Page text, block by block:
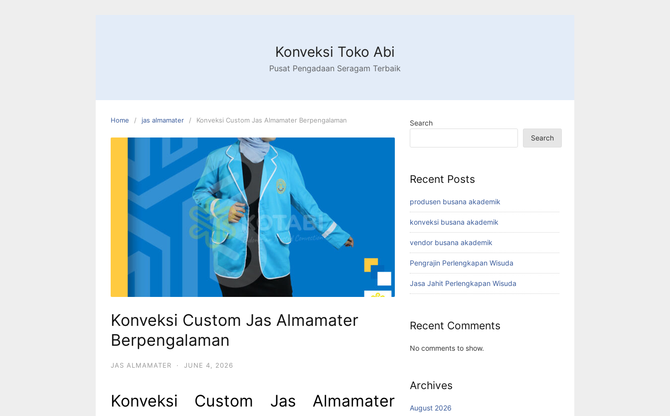
Konveksi Toko Abi
Pusat Pengadaan Seragam Terbaik
Home jas almamater Konveksi Custom Jas Almamater Berpengalaman
Konveksi Custom Jas Almamater
Berpengalaman
JAS ALMAMATER · JUNE 4, 2026
Konveksi Custom Jas Almamater
Search
Search
Recent Posts
produsen busana akademik
konveksi busana akademik
vendor busana akademik
Pengrajin Perlengkapan Wisuda
Jasa Jahit Perlengkapan Wisuda
Recent Comments
No comments to show.
Archives
August 2026